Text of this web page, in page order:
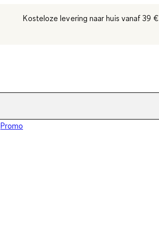
Kosteloze levering naar huis vanaf 39 €
Promo